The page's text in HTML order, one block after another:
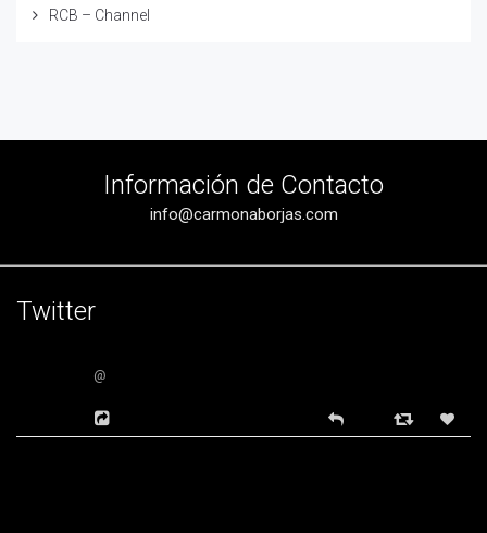
RCB – Channel
Información de Contacto
info@carmonaborjas.com
Twitter
@